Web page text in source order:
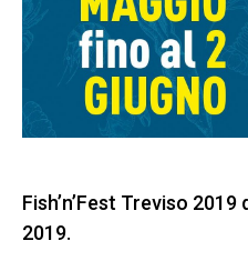
Fish’n’Fest Treviso
2019.